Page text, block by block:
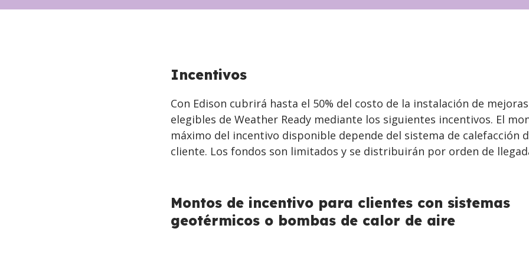
Incentivos
Con Edison cubrirá hasta el 50% del costo de la instalación de mejoras
elegibles de Weather Ready mediante los siguientes incentivos. El
máximo del incentivo disponible depende del sistema de calefacción
cliente. Los fondos son limitados y se distribuirán por orden de
Montos de incentivo para clientes con sistemas
geotérmicos o bombas de calor de aire